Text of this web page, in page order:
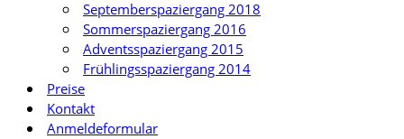
Septemberspaziergang 2018
Sommerspaziergang 2016
Adventsspaziergang 2015
Frühlingsspaziergang 2014
Preise
Kontakt
Anmeldeformular